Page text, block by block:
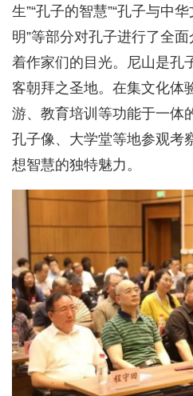
生”“孔子的智慧”“孔子与中
明”等部分对孔子进行了全面
着作家们的目光。尼山是孔
客朝拜之圣地。在集文化体
游、教育培训等功能于一体
孔子像、大学堂等地参观考
想智慧的独特魅力。